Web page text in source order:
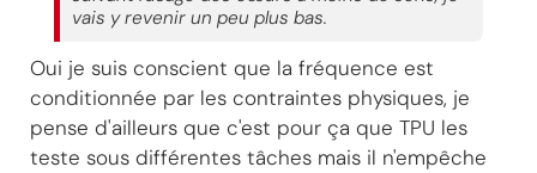
vais y revenir un peu plus bas.
Oui je suis conscient que la fréquence est
conditionnée par les contraintes physiques, je
pense d'ailleurs que c'est pour ça que TPU les
teste sous différentes tâches mais il n'empêche